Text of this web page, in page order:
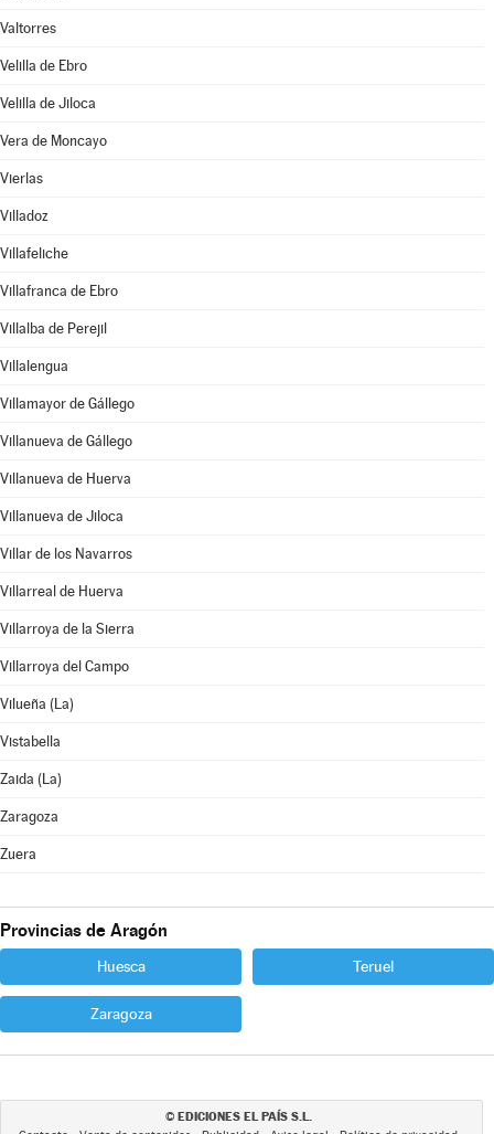
Valtorres
Velilla de Ebro
Velilla de Jiloca
Vera de Moncayo
Vierlas
Villadoz
Villafeliche
Villafranca de Ebro
Villalba de Perejil
Villalengua
Villamayor de Gállego
Villanueva de Gállego
Villanueva de Huerva
Villanueva de Jiloca
Villar de los Navarros
Villarreal de Huerva
Villarroya de la Sierra
Villarroya del Campo
Vilueña (La)
Vistabella
Zaida (La)
Zaragoza
Zuera
Provincias de Aragón
Huesca Teruel
Zaragoza
© EDICIONES EL PAÍS S.L.